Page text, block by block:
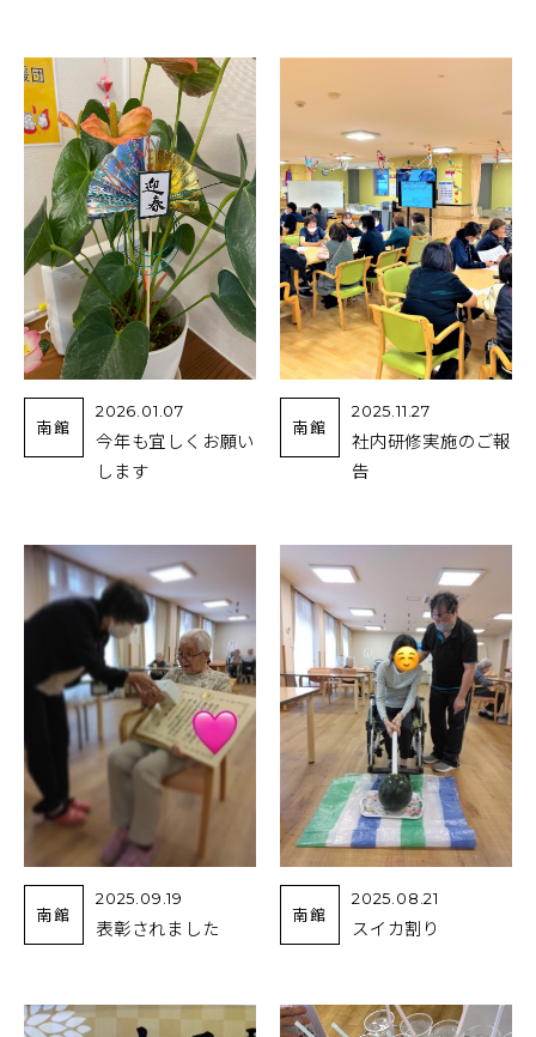
南館
2026.01.07
今年も宜しくお願い
します
南館
2025.11.27
社内研修実施のご報
告
南館
2025.09.19
表彰されました
南館
2025.08.21
スイカ割り